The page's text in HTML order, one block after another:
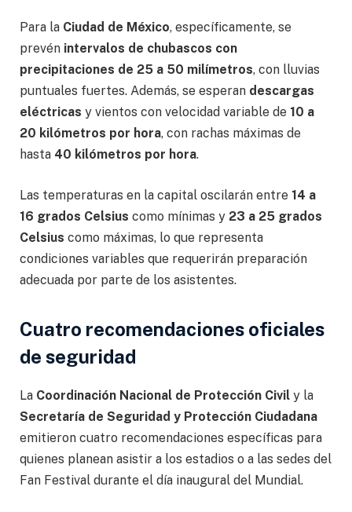
Para la Ciudad de México, específicamente, se
prevén intervalos de chubascos con
precipitaciones de 25 a 50 milímetros, con lluvias
puntuales fuertes. Además, se esperan descargas
eléctricas y vientos con velocidad variable de 10 a
20 kilómetros por hora, con rachas máximas de
hasta 40 kilómetros por hora.
Las temperaturas en la capital oscilarán entre 14 a
16 grados Celsius como mínimas y 23 a 25 grados
Celsius como máximas, lo que representa
condiciones variables que requerirán preparación
adecuada por parte de los asistentes.
Cuatro recomendaciones oficiales
de seguridad
La Coordinación Nacional de Protección Civil y la
Secretaría de Seguridad y Protección Ciudadana
emitieron cuatro recomendaciones específicas para
quienes planean asistir a los estadios o a las sedes del
Fan Festival durante el día inaugural del Mundial.